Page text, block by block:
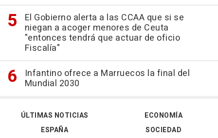
El Gobierno alerta a las CCAA que si se
niegan a acoger menores de Ceuta
"entonces tendrá que actuar de oficio
Fiscalía"
Infantino ofrece a Marruecos la final del
Mundial 2030
ÚLTIMAS NOTICIAS
ESPAÑA
ECONOMÍA
SOCIEDAD